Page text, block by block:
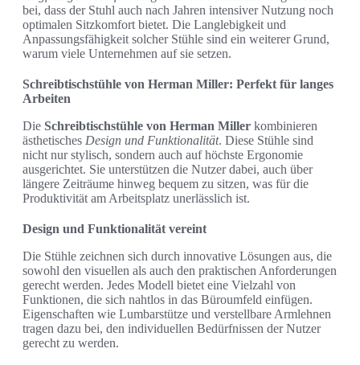
bei, dass der Stuhl auch nach Jahren intensiver Nutzung noch
optimalen Sitzkomfort bietet. Die Langlebigkeit und
Anpassungsfähigkeit solcher Stühle sind ein weiterer Grund,
warum viele Unternehmen auf sie setzen.
Schreibtischstühle von Herman Miller: Perfekt für langes
Arbeiten
Die Schreibtischstühle von Herman Miller kombinieren
ästhetisches Design und Funktionalität. Diese Stühle sind
nicht nur stylisch, sondern auch auf höchste Ergonomie
ausgerichtet. Sie unterstützen die Nutzer dabei, auch über
längere Zeiträume hinweg bequem zu sitzen, was für die
Produktivität am Arbeitsplatz unerlässlich ist.
Design und Funktionalität vereint
Die Stühle zeichnen sich durch innovative Lösungen aus, die
sowohl den visuellen als auch den praktischen Anforderungen
gerecht werden. Jedes Modell bietet eine Vielzahl von
Funktionen, die sich nahtlos in das Büroumfeld einfügen.
Eigenschaften wie Lumbarstütze und verstellbare Armlehnen
tragen dazu bei, den individuellen Bedürfnissen der Nutzer
gerecht zu werden.